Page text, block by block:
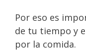
Por eso es
de tu tiempo y
por la comida.